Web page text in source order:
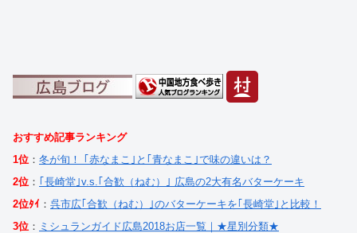
おすすめ記事ランキング
1位 ： 冬が旬！ ｢赤なまこ｣と｢青なまこ｣で味の違いは？
2位 ： ｢長崎堂｣v.s.｢合歓（ねむ）｣ 広島の2大有名バターケーキ
2位ﾀｲ ： 呉市広｢合歓（ねむ）｣のバターケーキを｢長崎堂｣と比較！
3位 ： ミシュランガイド広島2018お店一覧｜★星別分類★